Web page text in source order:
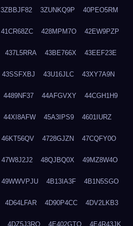
3ZBBJF82 3ZUNKQ9P 40PEO5RM
41CR68ZC 428MPM7O 42EW9PZP
437L5RRA 43BE766X 43EEF23E
43SSFXBJ 43U16JLC 43XY7A9N
4489NF37 44AFGVXY 44CGH1H9
44XI8AFW 45A3IPS9 4601IURZ
46KT56QV 4728GJZN 47CQFY0O
47W8J2J2 48QJBQ0X 49MZ8W4O
49WWVPJU 4B13IA3F 4B1N5SGO
4D64LFAR 4D90P4CC 4DV2LKB3
4DZ5J3RQ 4E402GTO 4E4R43JK